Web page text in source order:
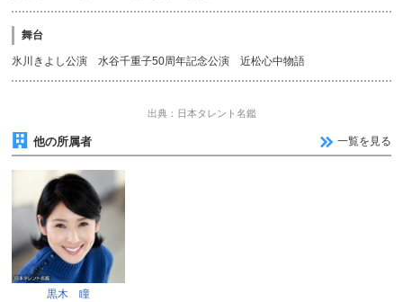
舞台
氷川きよし公演 水谷千重子50周年記念公演 近松心中物語
出典：日本タレント名鑑
他の所属者 一覧を見る
黒木 瞳